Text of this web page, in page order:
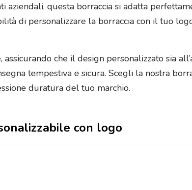
aziendali, questa borraccia si adatta
di personalizzare la borraccia con il tuo
che il design personalizzato sia
tempestiva e sicura. Scegli la nostra
duratura del tuo marchio.
con logo